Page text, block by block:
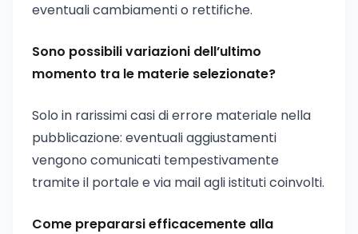
eventuali cambiamenti o rettifiche.
Sono possibili variazioni dell’ultimo
momento tra le materie selezionate?
Solo in rarissimi casi di errore materiale nella
pubblicazione: eventuali aggiustamenti
vengono comunicati tempestivamente
tramite il portale e via mail agli istituti coinvolti.
Come prepararsi efficacemente alla